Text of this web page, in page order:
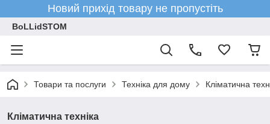
Новий прихід товару не пропустіть
BoLLidSTOM
Товари та послуги Техніка для дому Кліматична
Кліматична техніка